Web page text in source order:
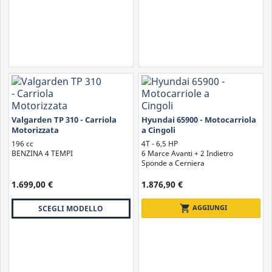
Valgarden TP 310 - Carriola
Motorizzata
196 cc
BENZINA 4 TEMPI
1.699,00 €
SCEGLI MODELLO
Hyundai 65900 - Motocarriola
a Cingoli
4T - 6,5 HP
6 Marce Avanti + 2 Indietro
Sponde a Cerniera
1.876,90 €
shopping_cart AGGIUNGI